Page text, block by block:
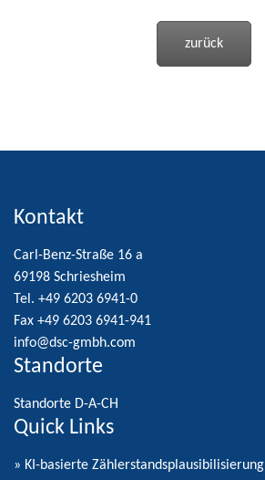
zurück
Kontakt
Carl-Benz-Straße 16 a
69198 Schriesheim
Tel. +49 6203 6941-0
Fax +49 6203 6941-941
info@dsc-gmbh.com
Standorte
Standorte D-A-CH
Quick Links
» KI-basierte Zählerstandsplausibilisierung